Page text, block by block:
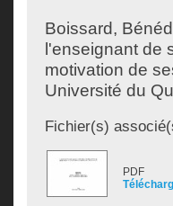
Boissard,
l'enseignant de
motivation de
Université du
Fichier(s)
PDF